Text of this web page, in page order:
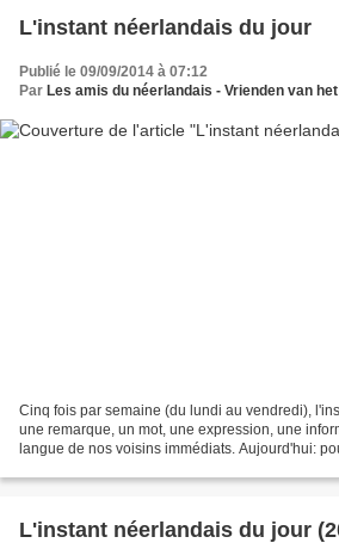
L'instant néerlandais du jour
Publié le 09/09/2014 à 07:12
Par Les amis du néerlandais - Vrienden van
Cinq fois par semaine (du lundi au vendredi),
une remarque, un mot, une expression, une
langue de nos voisins immédiats. Aujourd'hui:
L'instant néerlandais du jour